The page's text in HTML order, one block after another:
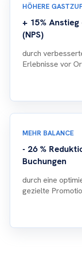
HÖHERE
+ 15%
(NPS)
durch
Erlebnisse vor
MEHR BALANCE
- 26 %
Buchungen
durch eine
gezielte